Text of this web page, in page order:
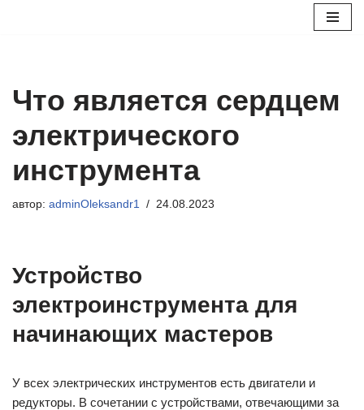
Что является сердцем
электрического
инструмента
автор: adminOleksandr1 24.08.2023
Устройство
электроинструмента для
начинающих мастеров
У всех электрических инструментов есть двигатели и
редукторы. В сочетании с устройствами, отвечающими за